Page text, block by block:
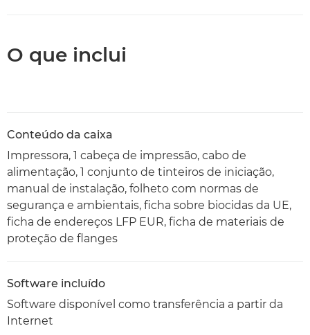
O que inclui
Conteúdo da caixa
Impressora, 1 cabeça de impressão, cabo de
alimentação, 1 conjunto de tinteiros de iniciação,
manual de instalação, folheto com normas de
segurança e ambientais, ficha sobre biocidas da UE,
ficha de endereços LFP EUR, ficha de materiais de
proteção de flanges
Software incluído
Software disponível como transferência a partir da
Internet